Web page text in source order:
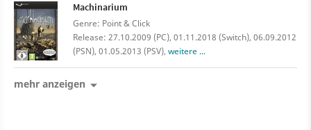
Machinarium
Genre: Point & Click
Release: 27.10.2009 (PC), 01.11.2018 (Switch), 06.09.2012
(PSN), 01.05.2013 (PSV), weitere ...
mehr anzeigen